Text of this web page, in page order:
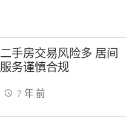
二手房交易风险多 居间
服务谨慎合规
7 年 前